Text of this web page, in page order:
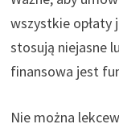
wszystkie opłaty
stosują niejasne
finansowa jest
Nie można